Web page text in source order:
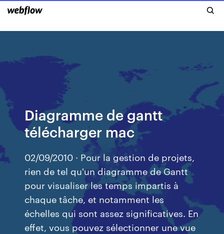
Diagramme de gantt
télécharger mac
02/09/2010 · Pour la gestion de projets,
rien de tel qu'un diagramme de Gantt
pour visualiser les temps impartis à
chaque tâche, et notamment les
échelles qui sont assez significatives. En
effet, vous pouvez sélectionner une vue